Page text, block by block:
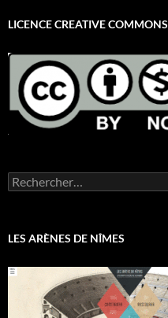
LICENCE CREATIVE COMMONS
Rechercher :
LES ARÈNES DE NÎMES